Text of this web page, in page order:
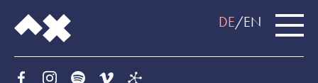
DE EN